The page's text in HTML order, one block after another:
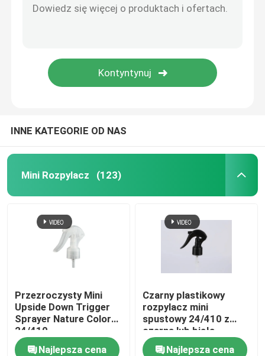
Opryskiwacz ręczny
Trigger Pump Sprayer
Perfumy Pump Sprayer
Pompa z tworzywa sztucznego balsamu
Mgły opryskiwacza
Butelki z pompką bezpowietrzną
INNE KATEGORIE OD NAS
Mini Rozpylacz (123)
Przezroczysty Mini
Upside Down Trigger
Sprayer Nature Color
24/410
Najlepsza cena
Czarny plastikowy
rozpylacz mini
spustowy 24/410 z
czarną lub białą
blokadą przycisków
Najlepsza cena